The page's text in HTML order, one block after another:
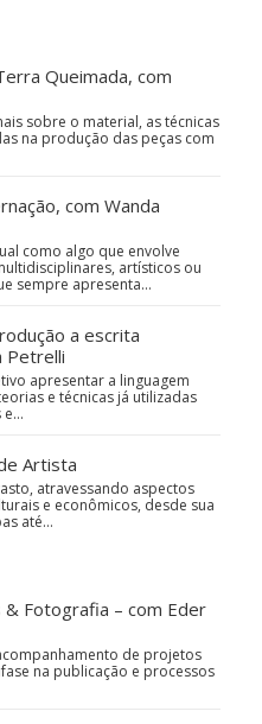
Queimada, com
sobre o material, as técnicas
na produção das peças com
com Wanda
como algo que envolve
artísticos ou
sempre apresenta…
a escrita
Petrelli
apresentar a linguagem
e técnicas já utilizadas
e…
Artista
atravessando aspectos
e econômicos, desde sua
até…
& Fotografia – com Eder
de projetos
na publicação e processos